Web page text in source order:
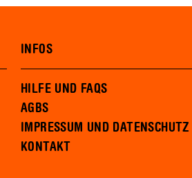
INFOS
HILFE UND FAQS
AGBS
IMPRESSUM UND DATENSCHUTZ
KONTAKT